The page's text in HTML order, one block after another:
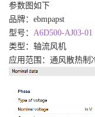
参数图如下
品牌： ebmpapst
型号： A6D500-AJ03-01
类型：轴流风机
应用范围：通风散热制